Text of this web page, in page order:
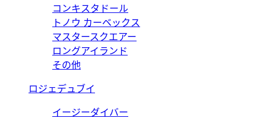
コンキスタドール
トノウ カーベックス
マスタースクエアー
ロングアイランド
その他
ロジェデュブイ
イージーダイバー